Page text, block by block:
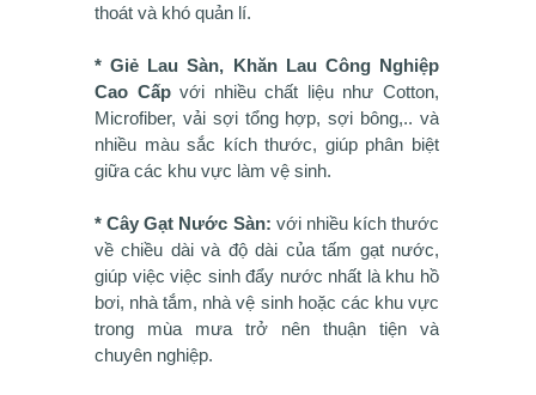
thoát và khó quản lí.
* Giẻ Lau Sàn, Khăn Lau Công Nghiệp
Cao Cấpvới nhiều chất liệu như Cotton,
Microfiber, vải sợi tổng hợp, sợi bông,.. và
nhiều màu sắc kích thước, giúp phân biệt
giữa các khu vực làm vệ sinh.
* Cây Gạt Nước Sàn: với nhiều kích thước
về chiều dài và độ dài của tấm gạt nước,
giúp việc việc sinh đẩy nước nhất là khu hồ
bơi, nhà tắm, nhà vệ sinh hoặc các khu vực
trong mùa mưa trở nên thuận tiện và
chuyên nghiệp.